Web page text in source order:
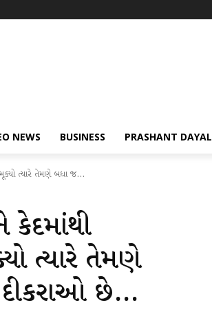
NEWS BUSINESS PRASHANT DAYAL
મૂક્યો ત્યારે તેમણે બધા જ...
કેદમાંથી
ત્યારે તેમણે
દીકરાઓ છે…